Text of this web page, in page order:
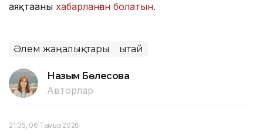
аяқтағаны хабарланған болатын.
Әлем жаңалықтары Қытай
Назым Бөлесова
Авторлар
21:35, 06 Тамыз 2026